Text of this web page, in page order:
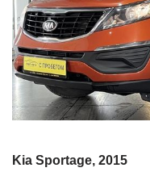
Kia Sportage, 2015